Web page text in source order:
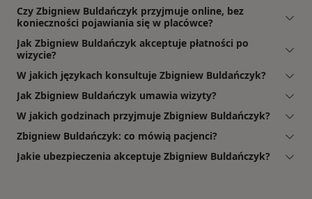
Czy Zbigniew Buldańczyk przyjmuje online, bez
konieczności pojawiania się w placówce?
Jak Zbigniew Buldańczyk akceptuje płatności po
wizycie?
W jakich językach konsultuje Zbigniew Buldańczyk?
Jak Zbigniew Buldańczyk umawia wizyty?
W jakich godzinach przyjmuje Zbigniew Buldańczyk?
Zbigniew Buldańczyk: co mówią pacjenci?
Jakie ubezpieczenia akceptuje Zbigniew Buldańczyk?